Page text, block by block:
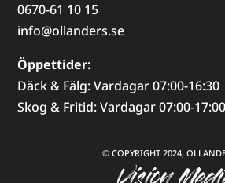
0670-61 10 15
info@ollanders.se
Öppettider:
Däck & Fälg: Vardagar 07:00-16:30
Skog & Fritid: Vardagar 07:00-17:00
© COPYRIGHT 2024,